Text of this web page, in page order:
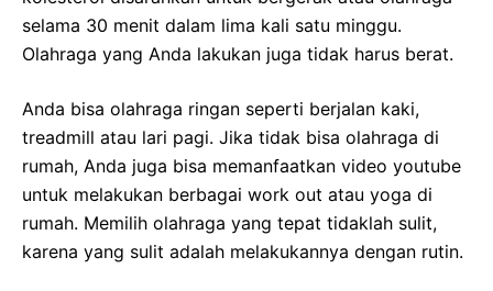
selama 30 menit dalam lima kali satu minggu.
Olahraga yang Anda lakukan juga tidak harus berat.
Anda bisa olahraga ringan seperti berjalan kaki,
treadmill atau lari pagi. Jika tidak bisa olahraga di
rumah, Anda juga bisa memanfaatkan video youtube
untuk melakukan berbagai work out atau yoga di
rumah. Memilih olahraga yang tepat tidaklah sulit,
karena yang sulit adalah melakukannya dengan rutin.